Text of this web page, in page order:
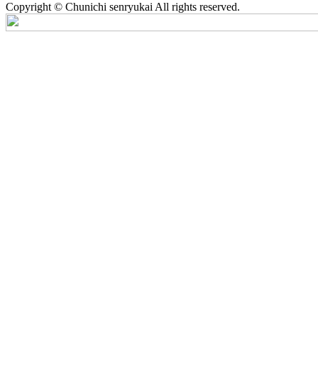
Copyright © Chunichi senryukai All rights reserved.